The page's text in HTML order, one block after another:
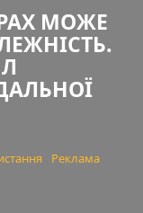
МОЖЕ
Реклама